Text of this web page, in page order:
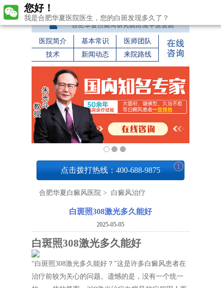
医院简介 基本常识
医师团队
技术
新闻动态 来院路线
点击拨打热线：400-688-9875 1
合肥华夏白癜风医院 > 白癜风治疗
白斑照308激光多久能好
2025-05-05
白斑照308激光多久能好
“白斑照308激光多久能好？”这是许多白癜风患者在
治疗前较为关心的问题。遗憾的是，没有一个统一
您好！
我是合肥华夏医院医生，您的白斑发现多久了？